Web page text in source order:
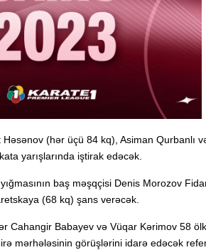
(hər üçü 84 kq), Asiman Qurbanlı
yarışlarında iştirak edəcək.
yığmasının baş məşqçisi Denis Morozov
(68 kq) şans verəcək.
Cahangir Babayev və Vüqar Kərimov 58
mərhələsinin görüşlərini idarə edəcək